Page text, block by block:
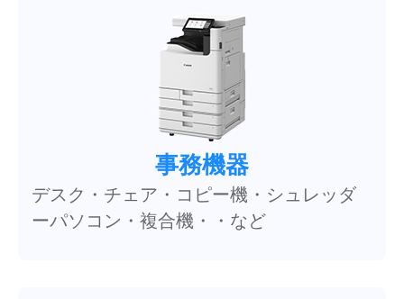
事務機器
デスク・チェア・コピー機・シュレッダ
ーパソコン・複合機・・など